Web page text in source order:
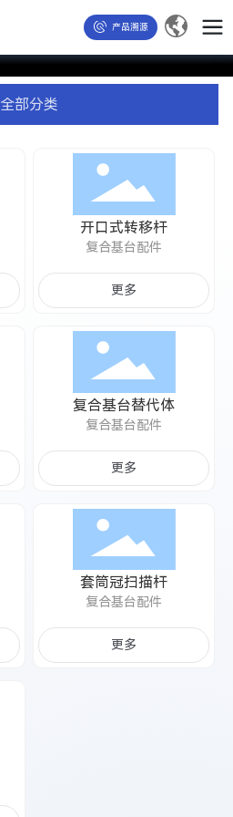
产品溯源
全部分类
开口式转移杆
复合基台配件
更多
复合基台替代体
复合基台配件
更多
套筒冠扫描杆
复合基台配件
更多